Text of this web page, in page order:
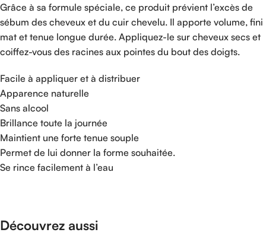
Grâce à sa formule spéciale, ce produit prévient l’excès de
sébum des cheveux et du cuir chevelu. Il apporte volume, fini
mat et tenue longue durée. Appliquez-le sur cheveux secs et
coiffez-vous des racines aux pointes du bout des doigts.
Facile à appliquer et à distribuer
Apparence naturelle
Sans alcool
Brillance toute la journée
Maintient une forte tenue souple
Permet de lui donner la forme souhaitée.
Se rince facilement à l’eau
Découvrez aussi